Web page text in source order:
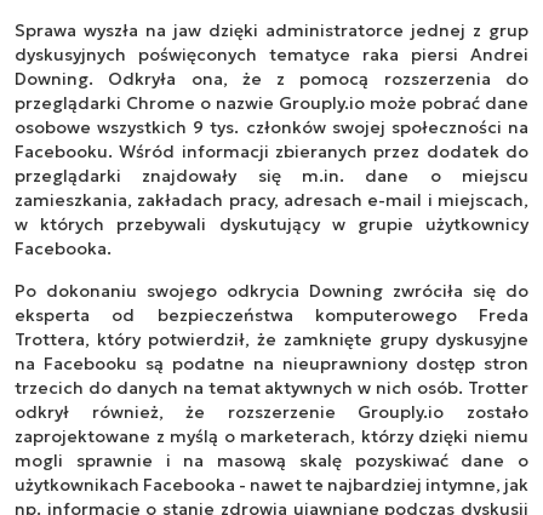
Sprawa wyszła na jaw dzięki administratorce jednej z grup
dyskusyjnych poświęconych tematyce raka piersi Andrei
Downing. Odkryła ona, że z pomocą rozszerzenia do
przeglądarki Chrome o nazwie Grouply.io może pobrać dane
osobowe wszystkich 9 tys. członków swojej społeczności na
Facebooku. Wśród informacji zbieranych przez dodatek do
przeglądarki znajdowały się m.in. dane o miejscu
zamieszkania, zakładach pracy, adresach e-mail i miejscach,
w których przebywali dyskutujący w grupie użytkownicy
Facebooka.
Po dokonaniu swojego odkrycia Downing zwróciła się do
eksperta od bezpieczeństwa komputerowego Freda
Trottera, który potwierdził, że zamknięte grupy dyskusyjne
na Facebooku są podatne na nieuprawniony dostęp stron
trzecich do danych na temat aktywnych w nich osób. Trotter
odkrył również, że rozszerzenie Grouply.io zostało
zaprojektowane z myślą o marketerach, którzy dzięki niemu
mogli sprawnie i na masową skalę pozyskiwać dane o
użytkownikach Facebooka - nawet te najbardziej intymne, jak
np. informacje o stanie zdrowia ujawniane podczas dyskusji